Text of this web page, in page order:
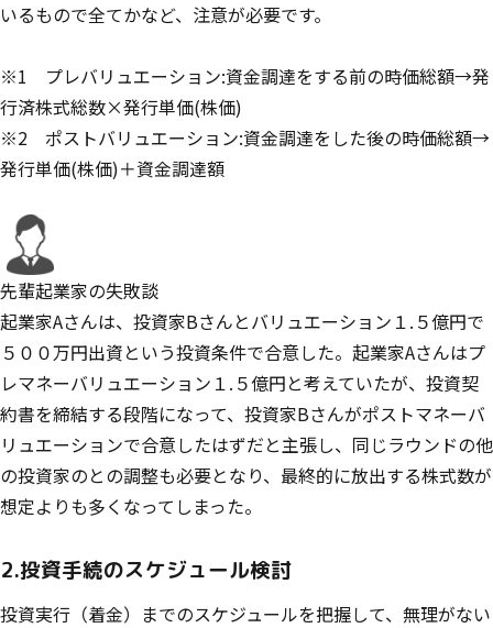
いるもので全てかなど、注意が必要です。
※1 プレバリュエーション:資金調達をする前の時価総額→発
行済株式総数×発行単価(株価)
※2 ポストバリュエーション:資金調達をした後の時価総額→
発行単価(株価)＋資金調達額
先輩起業家の失敗談
起業家Aさんは、投資家Bさんとバリュエーション１.５億円で
５００万円出資という投資条件で合意した。起業家Aさんはプ
レマネーバリュエーション１.５億円と考えていたが、投資契
約書を締結する段階になって、投資家Bさんがポストマネーバ
リュエーションで合意したはずだと主張し、同じラウンドの他
の投資家のとの調整も必要となり、最終的に放出する株式数が
想定よりも多くなってしまった。
2.投資手続のスケジュール検討
投資実行（着金）までのスケジュールを把握して、無理がない